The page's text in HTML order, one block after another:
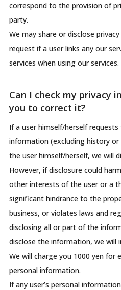
correspond to the provision of
party.
We may share or disclose
request if a user links any our
services when using our services.
Can I check my privacy
you to correct it?
If a user himself/herself
information (excluding history
the user himself/herself, we will
However, if disclosure could
other interests of the user or a
significant hindrance to the
business, or violates laws and
disclosing all or part of the
disclose the information, we will
We will charge you 1000 yen for
personal information.
If any user’s personal